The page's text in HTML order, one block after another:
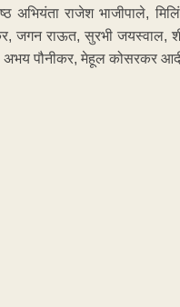
राजेश भाजीपाले,
जगन राऊत, सुरभी जयस्वाल,
अभय पौनीकर, मेहूल कोसरकर